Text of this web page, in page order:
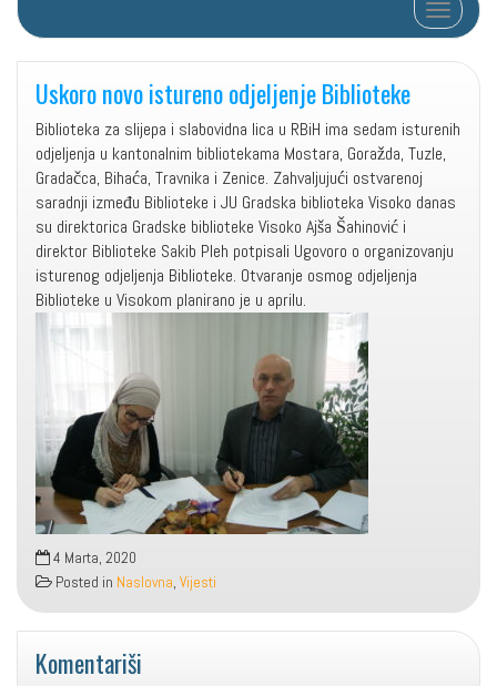
Toggle
Uskoro novo istureno odjeljenje Biblioteke
Biblioteka za slijepa i slabovidna lica u RBiH ima sedam isturenih
odjeljenja u kantonalnim bibliotekama Mostara, Goražda, Tuzle,
Gradačca, Bihaća, Travnika i Zenice. Zahvaljujući ostvarenoj
saradnji između Biblioteke i JU Gradska biblioteka Visoko danas
su direktorica Gradske biblioteke Visoko Ajša Šahinović i
direktor Biblioteke Sakib Pleh potpisali Ugovoro o organizovanju
isturenog odjeljenja Biblioteke. Otvaranje osmog odjeljenja
Biblioteke u Visokom planirano je u aprilu.
4 Marta, 2020
Posted in Naslovna, Vijesti
Komentariši